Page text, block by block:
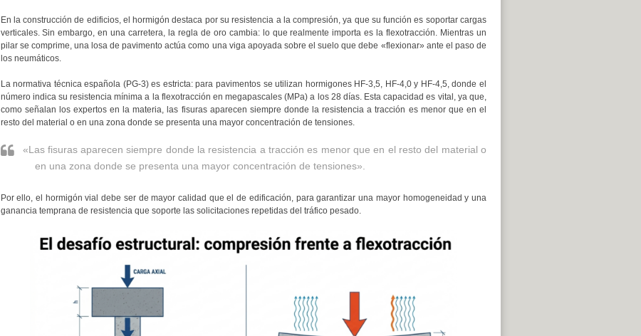
En la construcción de edificios, el hormigón destaca por su resistencia a la compresión, ya que su función es soportar cargas
verticales. Sin embargo, en una carretera, la regla de oro cambia: lo que realmente importa es la flexotracción. Mientras un
pilar se comprime, una losa de pavimento actúa como una viga apoyada sobre el suelo que debe «flexionar» ante el paso de
los neumáticos.
La normativa técnica española (PG-3) es estricta: para pavimentos se utilizan hormigones HF-3,5, HF-4,0 y HF-4,5, donde el
número indica su resistencia mínima a la flexotracción en megapascales (MPa) a los 28 días. Esta capacidad es vital, ya que,
como señalan los expertos en la materia, las fisuras aparecen siempre donde la resistencia a tracción es menor que en el
resto del material o en una zona donde se presenta una mayor concentración de tensiones.
«Las fisuras aparecen siempre donde la resistencia a tracción es menor que en el resto del material o
en una zona donde se presenta una mayor concentración de tensiones».
Por ello, el hormigón vial debe ser de mayor calidad que el de edificación, para garantizar una mayor homogeneidad y una
ganancia temprana de resistencia que soporte las solicitaciones repetidas del tráfico pesado.